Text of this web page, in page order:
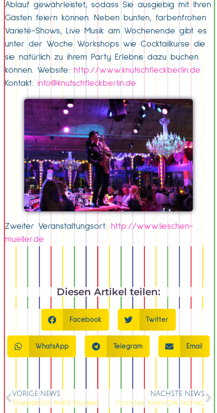
Ablauf gewährleistet, sodass Sie ausgiebig mit Ihren
Gästen feiern können. Neben bunten, farbenfrohen
Varieté-Shows, Live Musik am Wochenende gibt es
unter der Woche Workshops wie Cocktailkurse die
sie natürlich zu ihrem Party Erlebnis dazu buchen
können. Website: http://www.knutschfleckberlin.de
Kontakt: info@knutschfleckberlin.de
Zweiter Veranstaltungsort: http://www.lieschen-
mueller.de
Diesen Artikel teilen:
Facebook Twitter
WhatsApp Telegram Email
VORIGE NEWS
Sommerfest Party Erlebnis
NÄCHSTE NEWS
Cocktail Kurs/Gin tasting